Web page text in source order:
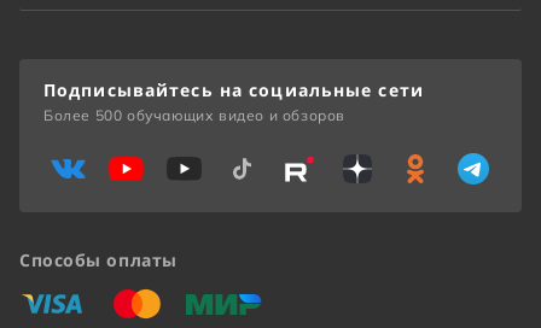
Способы оплаты
«Виза» «Мастеркард»
«Мир»
Подписывайтесь на социальные сети
Более 500 обучающих видео и обзоров